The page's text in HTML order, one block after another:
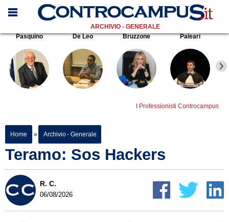
ARCHIVIO - GENERALE
Pasquino
De Leo Bruzzone Paleari
I Professionisti Controcampus
Home » Archivio - Generale
Teramo: Sos Hackers
R. C.
06/08/2026